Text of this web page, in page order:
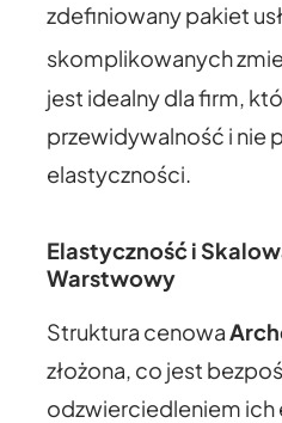
zdefiniowany pakiet
skomplikowanych
jest idealny dla firm,
przewidywalność i nie
elastyczności.
Elastyczność i
Warstwowy
Struktura cenowa
złożona, co jest
odzwierciedleniem ich